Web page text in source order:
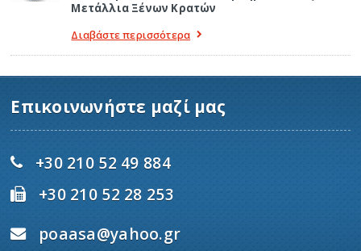
Μετάλλια Ξένων Κρατών
Διαβάστε περισσότερα
Επικοινωνήστε μαζί μας
+30 210 52 49 884
+30 210 52 28 253
poaasa@yahoo.gr